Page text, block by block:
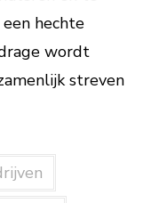
hechte
wordt
streven